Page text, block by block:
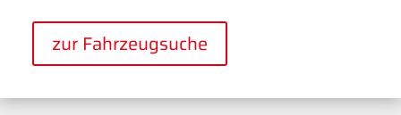
zur Fahrzeugsuche